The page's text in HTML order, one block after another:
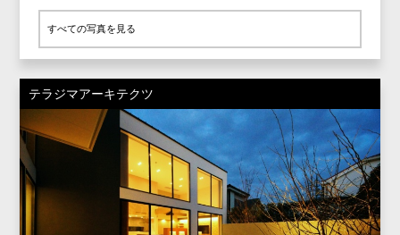
すべての写真を見る
テラジマアーキテクツ